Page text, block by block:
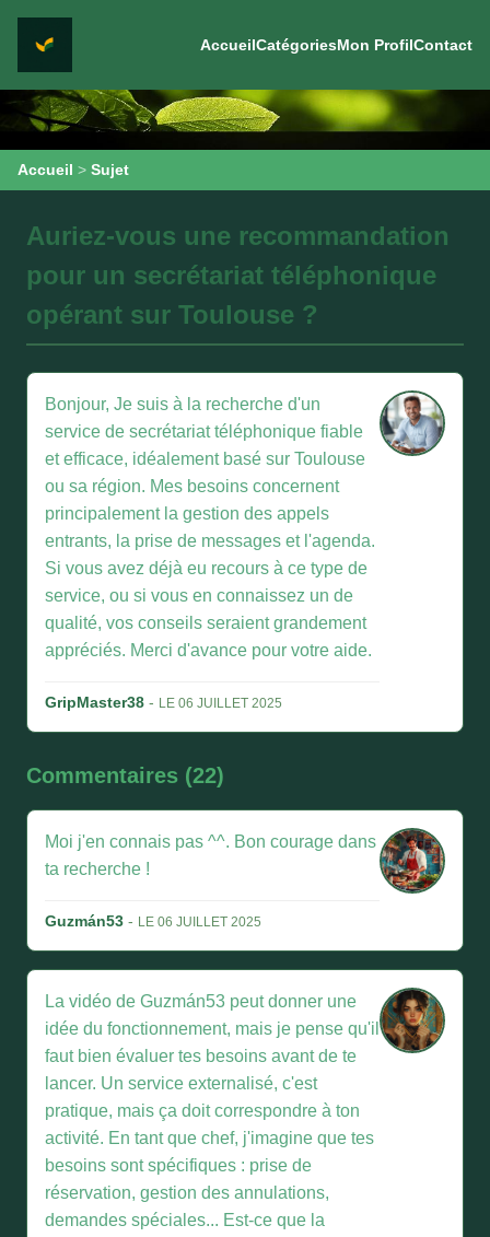
AccueilCatégoriesMon ProfilContact
Accueil > Sujet
Auriez-vous une recommandation
pour un secrétariat téléphonique
opérant sur Toulouse ?
Bonjour, Je suis à la recherche d'un
service de secrétariat téléphonique fiable
et efficace, idéalement basé sur Toulouse
ou sa région. Mes besoins concernent
principalement la gestion des appels
entrants, la prise de messages et l'agenda.
Si vous avez déjà eu recours à ce type de
service, ou si vous en connaissez un de
qualité, vos conseils seraient grandement
appréciés. Merci d'avance pour votre aide.
GripMaster38 - LE 06 JUILLET 2025
Commentaires (22)
Moi j'en connais pas ^^. Bon courage dans
ta recherche !
Guzmán53 - LE 06 JUILLET 2025
La vidéo de Guzmán53 peut donner une
idée du fonctionnement, mais je pense qu'il
faut bien évaluer tes besoins avant de te
lancer. Un service externalisé, c'est
pratique, mais ça doit correspondre à ton
activité. En tant que chef, j'imagine que tes
besoins sont spécifiques : prise de
réservation, gestion des annulations,
demandes spéciales... Est-ce que la